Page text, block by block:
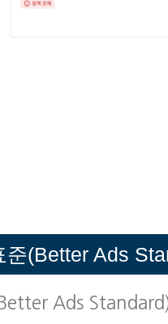
준(Better Ads
Ads